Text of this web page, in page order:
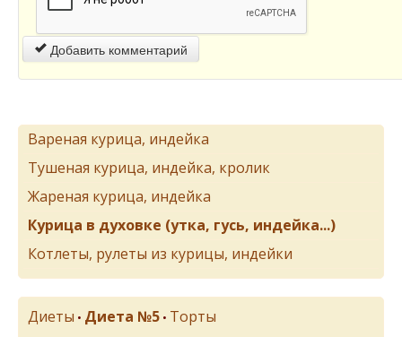
Добавить комментарий
Вареная курица, индейка
Тушеная курица, индейка, кролик
Жареная курица, индейка
Курица в духовке (утка, гусь, индейка...)
Котлеты, рулеты из курицы, индейки
Диеты • Диета №5 • Торты